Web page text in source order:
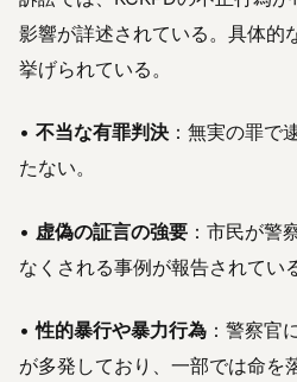
影響が詳述されている。具体的
挙げられている。
• 不当な有罪判決 ：無実の罪で
たない。
• 虚偽の証言の強要 ：市民が警
なくされる事例が報告されてい
•性的暴行や暴力行為 ：警察官
が多発しており、一部では命を